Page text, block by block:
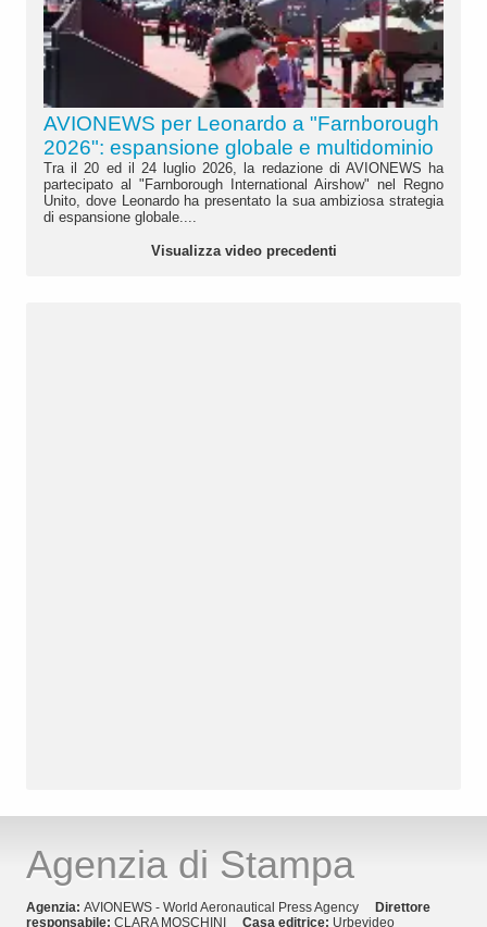
AVIONEWS per Leonardo a "Farnborough
2026": espansione globale e multidominio
Tra il 20 ed il 24 luglio 2026, la redazione di AVIONEWS ha
partecipato al "Farnborough International Airshow" nel Regno
Unito, dove Leonardo ha presentato la sua ambiziosa strategia
di espansione globale....
Visualizza video precedenti
Agenzia di Stampa
Agenzia: AVIONEWS - World Aeronautical Press Agency Direttore
responsabile: CLARA MOSCHINI Casa editrice: Urbevideo